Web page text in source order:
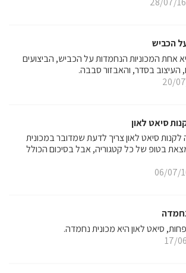
הכביש
20/
אחת המכוניות הנחמדות על הכביש, הביצועים
העיצוב בסדר, והאבזור סבבה.
סיאט לאון
06/07/
לקנות סיאט לאון צריך לדעת שמדובר במכונית
בטופ של כל קטגוריה, אבל בסיכום הכולל
17/
סיאט לאון היא מכונית נחמדה.